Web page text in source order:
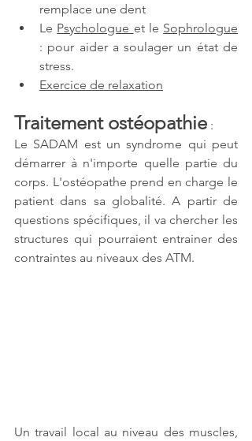
remplace une dent
Le Psychologue et le Sophrologue
: pour aider a soulager un état de
stress.
Exercice de relaxation
Traitement ostéopathie :
Le SADAM est un syndrome qui peut
démarrer à n'importe quelle partie du
corps. L'ostéopathe prend en charge le
patient dans sa globalité. A partir de
questions spécifiques, il va chercher les
structures qui pourraient entrainer des
contraintes au niveaux des ATM.
Un travail local au niveau des muscles,